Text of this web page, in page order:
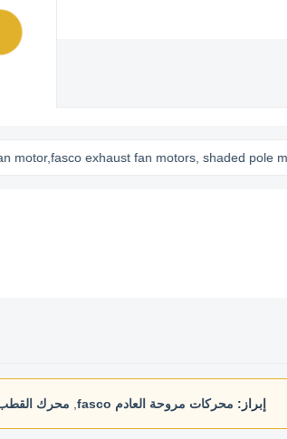
exhaust fan motors, shaded pole motor
إبراز: محركات مروحة العادم fasco محرك